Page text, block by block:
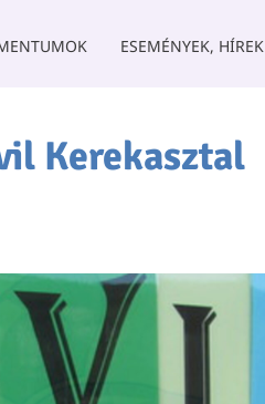
ESEMÉNYEK, HÍREK
Kerekasztal